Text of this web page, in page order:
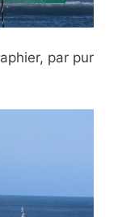
par pur